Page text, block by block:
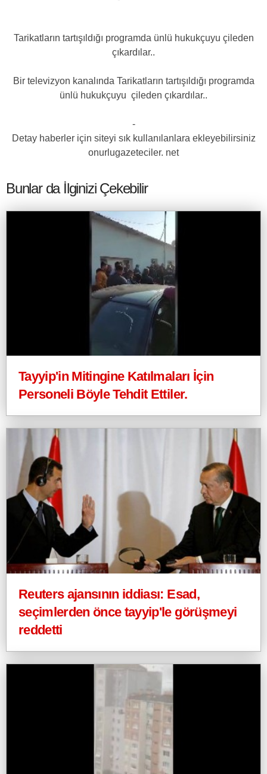
Tarikatların tartışıldığı programda ünlü hukukçuyu çileden
çıkardılar..
Bir televizyon kanalında Tarikatların tartışıldığı programda
ünlü hukukçuyu çileden çıkardılar..
-
Detay haberler için siteyi sık kullanılanlara ekleyebilirsiniz
onurlugazeteciler. net
Bunlar da İlginizi Çekebilir
Tayyip'in Mitingine Katılmaları İçin
Personeli Böyle Tehdit Ettiler.
Reuters ajansının iddiası: Esad,
seçimlerden önce tayyip'le görüşmeyi
reddetti